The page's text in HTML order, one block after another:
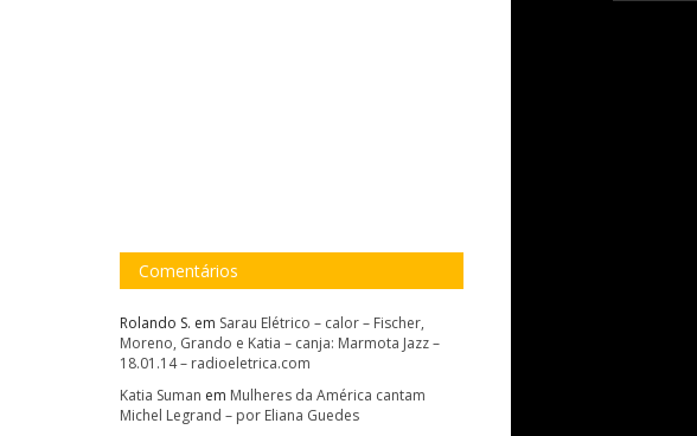
Comentários
Rolando S. em Sarau Elétrico – calor – Fischer,
Moreno, Grando e Katia – canja: Marmota Jazz –
18.01.14 – radioeletrica.com
Katia Suman em Mulheres da América cantam
Michel Legrand – por Eliana Guedes